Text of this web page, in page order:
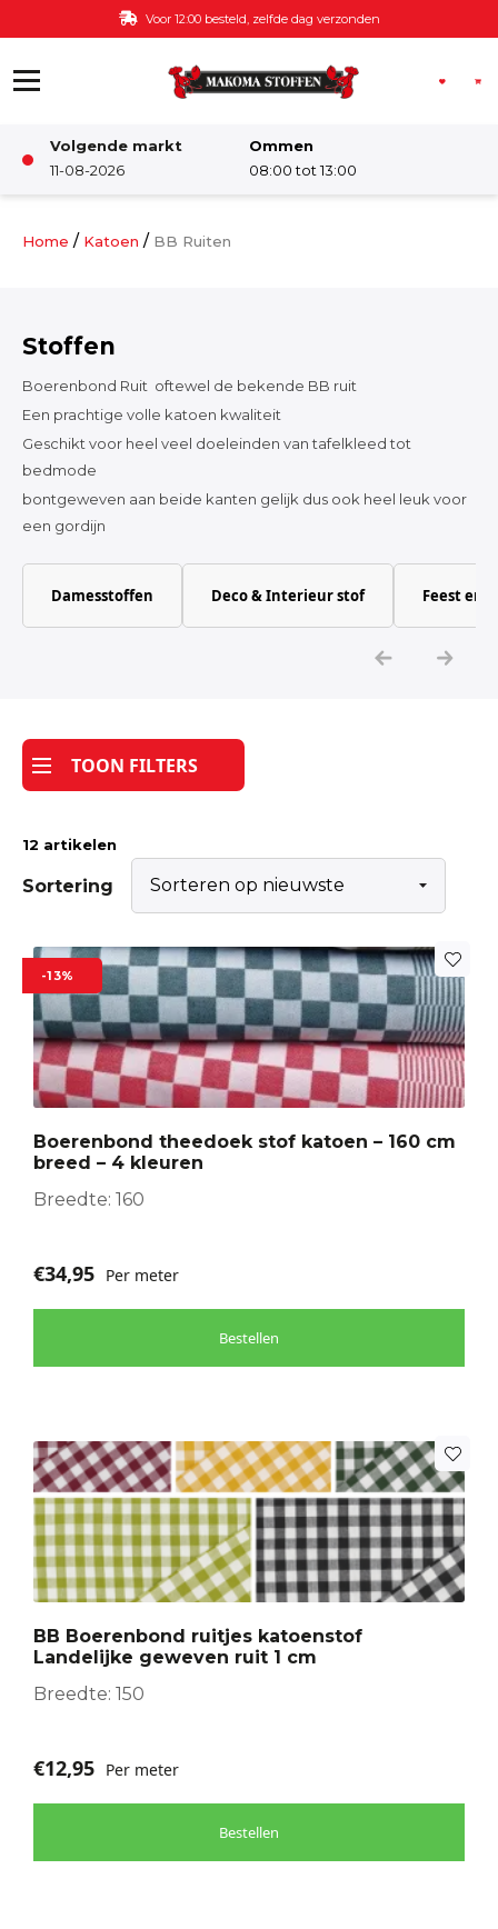
Ga naar de inhoud Voor 12:00 besteld, zelfde dag verzonden
Volgende markt
11-08-2026
Ommen
08:00 tot 13:00
Damesstoffen
Kinderkamer
Katoen
Grootverbruik
Home / Katoen / BB Ruiten
Stoffen
Boerenbond Ruit oftewel de bekende BB ruit
Een prachtige volle katoen kwaliteit
Geschikt voor heel veel doeleinden van tafelkleed tot
bedmode
bontgeweven aan beide kanten gelijk dus ook heel leuk voor
een gordijn
Damesstoffen Deco & Interieur stof Feest en
TOON FILTERS
12 artikelen
Sortering
-13%
Boerenbond theedoek stof katoen – 160 cm
breed – 4 kleuren
Breedte: 160
€34,95 Per meter
Bestellen
Dit
product
heeft
meerdere
variaties.
Deze
kan
gekozen
worden
productpagina
BB Boerenbond ruitjes katoenstof
Landelijke geweven ruit 1 cm
Breedte: 150
€12,95 Per meter
Bestellen
Dit
product
heeft
meerdere
variaties.
Deze
kan
gekozen
worden
productpagina